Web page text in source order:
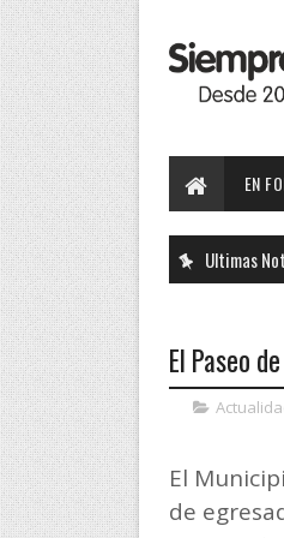
EN
Ultimas
El Paseo
El
de